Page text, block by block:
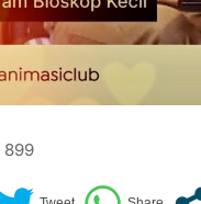
899